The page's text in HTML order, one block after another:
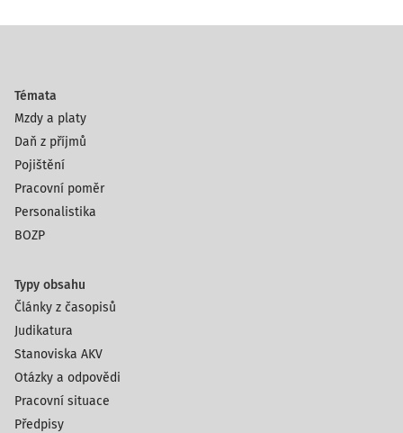
Témata
Mzdy a platy
Daň z příjmů
Pojištění
Pracovní poměr
Personalistika
BOZP
Typy obsahu
Články z časopisů
Judikatura
Stanoviska AKV
Otázky a odpovědi
Pracovní situace
Předpisy